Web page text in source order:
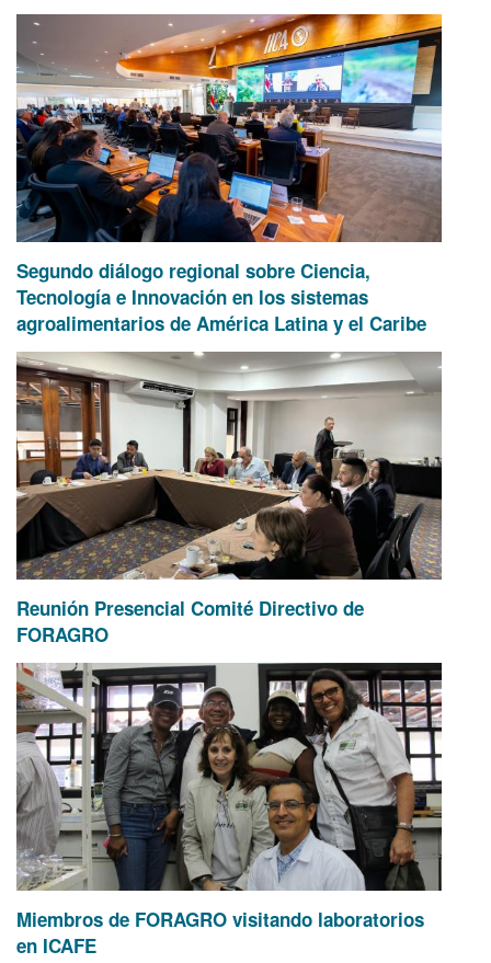
Segundo diálogo regional sobre Ciencia,
Tecnología e Innovación en los sistemas
agroalimentarios de América Latina y el Caribe
Reunión Presencial Comité Directivo de
FORAGRO
Miembros de FORAGRO visitando laboratorios
en ICAFE